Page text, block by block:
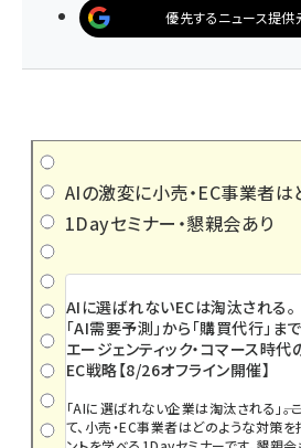
優先するニュース提供
AIの激変に小売・EC事業者は
1Dayセミナー・懇親会あり
AIに選ばれないECは淘汰される。
「AI需要予測」から「購買代行」まで
エージェンティック・コマース時代
EC戦略【8/26オフライン開催】
「AIに選ばれない企業は淘汰される」――
て、小売・EC事業者はどのような対策